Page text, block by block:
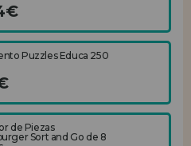
Puzzles Educa 250
de Piezas
Sort and Go de 8